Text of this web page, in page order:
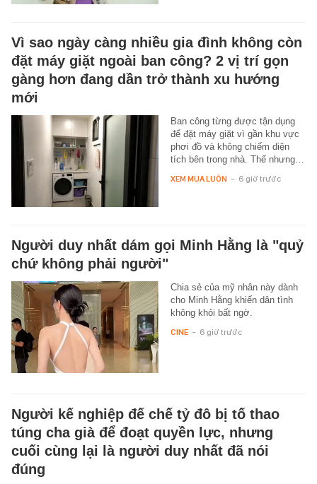
Vì sao ngày càng nhiều gia đình không còn
đặt máy giặt ngoài ban công? 2 vị trí gọn
gàng hơn đang dần trở thành xu hướng
mới
Ban công từng được tận dụng
để đặt máy giặt vì gần khu vực
phơi đồ và không chiếm diện
tích bên trong nhà. Thế nhưng…
XEM MUA LUÔN - 6 giờ trước
Người duy nhất dám gọi Minh Hằng là "quỷ
chứ không phải người"
Chia sẻ của mỹ nhân này dành
cho Minh Hằng khiến dân tình
không khỏi bất ngờ.
CINE - 6 giờ trước
Người kế nghiệp đế chế tỷ đô bị tố thao
túng cha già để đoạt quyền lực, nhưng
cuối cùng lại là người duy nhất đã nói
đúng